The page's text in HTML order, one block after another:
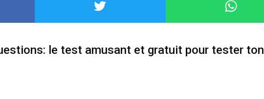
le test amusant et gratuit pour tester ton